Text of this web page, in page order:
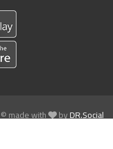
© made with byDR.Social